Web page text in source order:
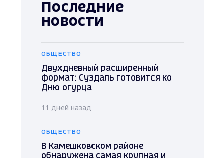
Последние
новости
ОБЩЕСТВО
Двухдневный расширенный
формат: Суздаль готовится ко
Дню огурца
11 дней назад
ОБЩЕСТВО
В Камешковском районе
обнаружена самая крупная и